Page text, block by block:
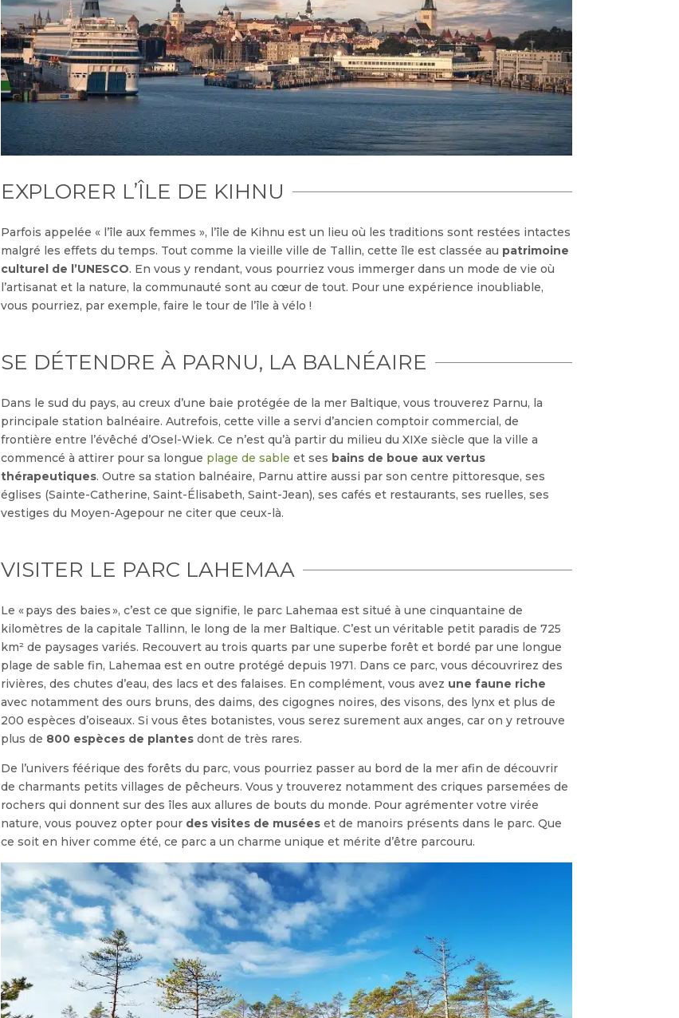
EXPLORER L’ÎLE DE KIHNU
Parfois appelée « l’île aux femmes », l’île de Kihnu est un lieu où les traditions sont restées intactes
malgré les effets du temps. Tout comme la vieille ville de Tallin, cette île est classée au patrimoine
culturel de l’UNESCO. En vous y rendant, vous pourriez vous immerger dans un mode de vie où
l’artisanat et la nature, la communauté sont au cœur de tout. Pour une expérience inoubliable,
vous pourriez, par exemple, faire le tour de l’île à vélo !
SE DÉTENDRE À PARNU, LA BALNÉAIRE
Dans le sud du pays, au creux d’une baie protégée de la mer Baltique, vous trouverez Parnu, la
principale station balnéaire. Autrefois, cette ville a servi d’ancien comptoir commercial, de
frontière entre l’évêché d’Osel-Wiek. Ce n’est qu’à partir du milieu du XIXe siècle que la ville a
commencé à attirer pour sa longue plage de sable et ses bains de boue aux vertus
thérapeutiques. Outre sa station balnéaire, Parnu attire aussi par son centre pittoresque, ses
églises (Sainte-Catherine, Saint-Élisabeth, Saint-Jean), ses cafés et restaurants, ses ruelles, ses
vestiges du Moyen-Agepour ne citer que ceux-là.
VISITER LE PARC LAHEMAA
Le « pays des baies », c’est ce que signifie, le parc Lahemaa est situé à une cinquantaine de
kilomètres de la capitale Tallinn, le long de la mer Baltique. C’est un véritable petit paradis de 725
km² de paysages variés. Recouvert au trois quarts par une superbe forêt et bordé par une longue
plage de sable fin, Lahemaa est en outre protégé depuis 1971. Dans ce parc, vous découvrirez des
rivières, des chutes d’eau, des lacs et des falaises. En complément, vous avez une faune riche
avec notamment des ours bruns, des daims, des cigognes noires, des visons, des lynx et plus de
200 espèces d’oiseaux. Si vous êtes botanistes, vous serez surement aux anges, car on y retrouve
plus de 800 espèces de plantesdont de très rares.
De l’univers féérique des forêts du parc, vous pourriez passer au bord de la mer afin de découvrir
de charmants petits villages de pêcheurs. Vous y trouverez notamment des criques parsemées de
rochers qui donnent sur des îles aux allures de bouts du monde. Pour agrémenter votre virée
nature, vous pouvez opter pour des visites de muséeset de manoirs présents dans le parc. Que
ce soit en hiver comme été, ce parc a un charme unique et mérite d’être parcouru.